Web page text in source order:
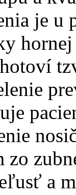
je u
a